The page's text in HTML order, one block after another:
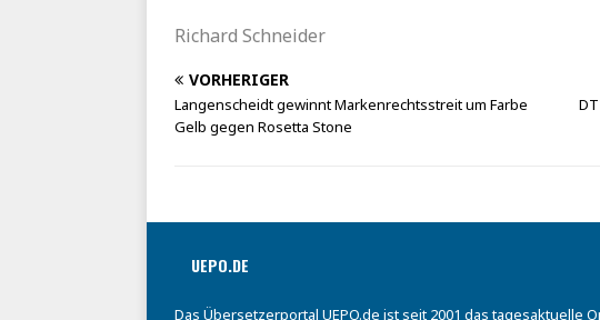
Richard Schneider
VORHERIGER
Langenscheidt gewinnt Markenrechtsstreit um Farbe
Gelb gegen Rosetta Stone
UEPO.DE
Das Übersetzerportal UEPO.de ist seit 2001 das tagesaktuelle